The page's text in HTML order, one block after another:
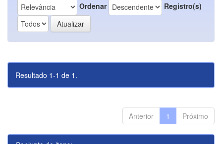
Ordenar Registro(s)
Resultado 1-1 de 1.
Anterior 1 Próximo